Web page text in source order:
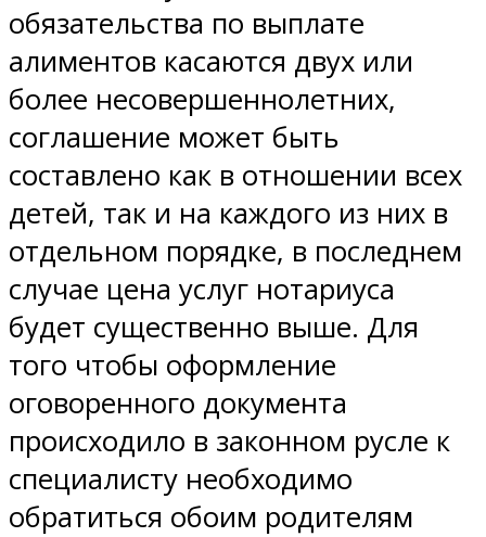
обязательства по выплате
алиментов касаются двух или
более несовершеннолетних,
соглашение может быть
составлено как в отношении всех
детей, так и на каждого из них в
отдельном порядке, в последнем
случае цена услуг нотариуса
будет существенно выше. Для
того чтобы оформление
оговоренного документа
происходило в законном русле к
специалисту необходимо
обратиться обоим родителям